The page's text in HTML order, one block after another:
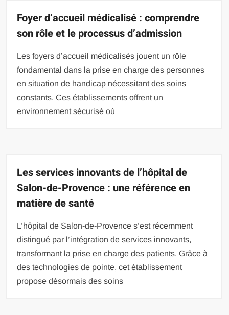
Foyer d’accueil médicalisé : comprendre
son rôle et le processus d’admission
Les foyers d’accueil médicalisés jouent un rôle
fondamental dans la prise en charge des personnes
en situation de handicap nécessitant des soins
constants. Ces établissements offrent un
environnement sécurisé où
Les services innovants de l’hôpital de
Salon-de-Provence : une référence en
matière de santé
L’hôpital de Salon-de-Provence s’est récemment
distingué par l’intégration de services innovants,
transformant la prise en charge des patients. Grâce à
des technologies de pointe, cet établissement
propose désormais des soins